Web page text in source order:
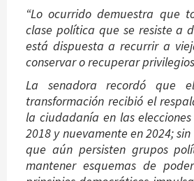
“Lo ocurrido demuestra que
clase política que se resiste a
está dispuesta a recurrir a
conservar o recuperar
La senadora recordó que
transformación recibió el
la ciudadanía en las
2018 y nuevamente en 2024;
que aún persisten grupos
mantener esquemas de